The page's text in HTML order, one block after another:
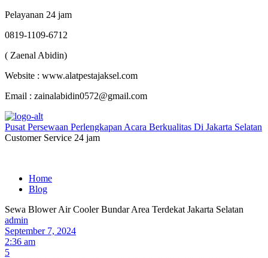
Pelayanan 24 jam
0819-1109-6712
( Zaenal Abidin)
Website : www.alatpestajaksel.com
Email : zainalabidin0572@gmail.com
Pusat Persewaan Perlengkapan Acara Berkualitas Di Jakarta Selatan
Customer Service 24 jam
Home
Blog
Sewa Blower Air Cooler Bundar Area Terdekat Jakarta Selatan
admin
September 7, 2024
2:36 am
5